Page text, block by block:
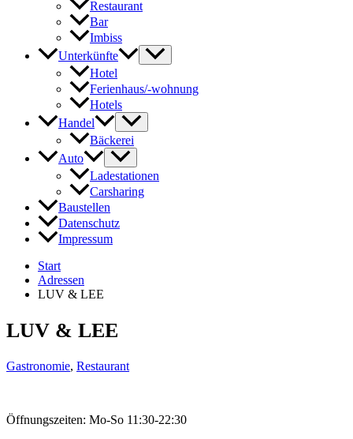
Restaurant
Bar
Imbiss
Unterkünfte
Hotel
Ferienhaus/-wohnung
Hotels
Handel
Bäckerei
Auto
Ladestationen
Carsharing
Baustellen
Datenschutz
Impressum
Start
Adressen
LUV & LEE
LUV & LEE
Gastronomie, Restaurant
Öffnungszeiten: Mo-So 11:30-22:30